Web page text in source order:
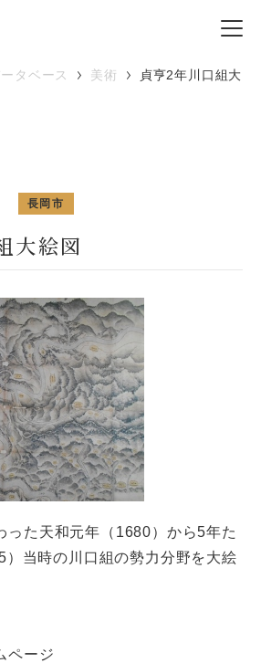
タベース 美術
貞亨2年川口組大
長岡市
大絵図
った天和元年（1680）から5年た
）当時の川口組の勢力分野を大絵
ページ